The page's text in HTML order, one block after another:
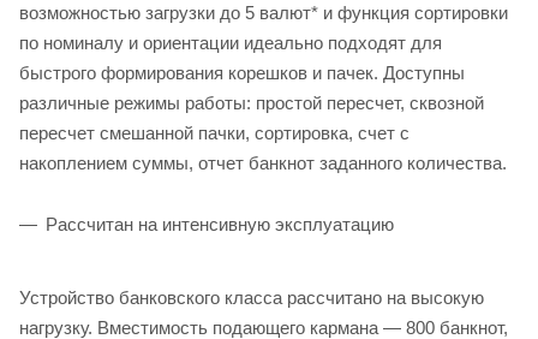
возможностью загрузки до 5 валют* и функция сортировки
по номиналу и ориентации идеально подходят для
быстрого формирования корешков и пачек. Доступны
различные режимы работы: простой пересчет, сквозной
пересчет смешанной пачки, сортировка, счет с
накоплением суммы, отчет банкнот заданного количества.
Рассчитан на интенсивную эксплуатацию
Устройство банковского класса рассчитано на высокую
нагрузку. Вместимость подающего кармана — 800 банкнот,